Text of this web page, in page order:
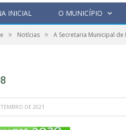
INICIAL O MUNICÍPIO
» Notícias » A Secretaria Municipal
DE 2021